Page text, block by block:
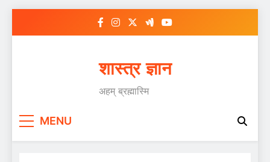
शास्त्र ज्ञान
अहम् ब्रह्मास्मि
MENU